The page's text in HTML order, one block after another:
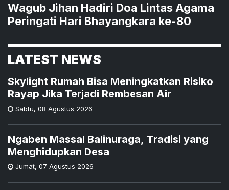
Wagub Jihan Hadiri Doa Lintas Agama
Peringati Hari Bhayangkara ke-80
LATEST NEWS
Skylight Rumah Bisa Meningkatkan Risiko
Rayap Jika Terjadi Rembesan Air
Sabtu, 08 Agustus 2026
Ngaben Massal Balinuraga, Tradisi yang
Menghidupkan Desa
Jumat, 07 Agustus 2026